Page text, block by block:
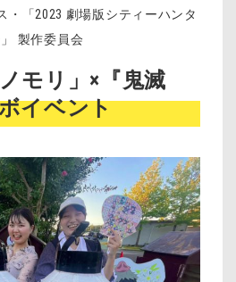
「2023 劇場版シティーハンタ
製作委員会
モリ」×『鬼滅
イベント